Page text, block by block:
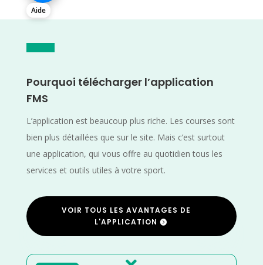
Aide
Pourquoi télécharger l’application
FMS
L’application est beaucoup plus riche. Les courses sont
bien plus détaillées que sur le site. Mais c’est surtout
une application, qui vous offre au quotidien tous les
services et outils utiles à votre sport.
VOIR TOUS LES AVANTAGES DE
L'APPLICATION